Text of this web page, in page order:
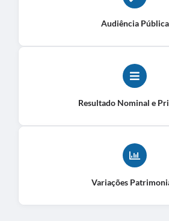
Audiência Pública
Resultado Nominal e
Variações